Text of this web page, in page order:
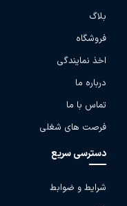
بلاگ
فروشگاه
اخذ نمایندگی
درباره ما
تماس با ما
فرصت های شغلی
دسترسی سریع
شرایط و ضوابط